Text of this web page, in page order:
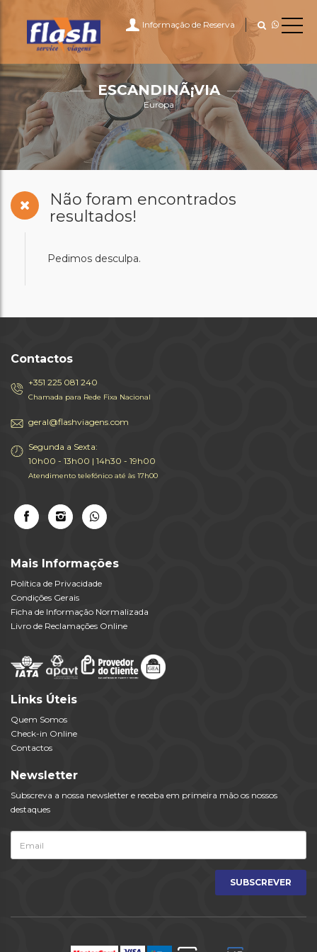
Informação de Reserva
ESCANDINÃ¡VIA
Europa
Não foram encontrados
resultados!
Pedimos desculpa.
Contactos
+351 225 081 240
Chamada para Rede Fixa Nacional
geral@flashviagens.com
Segunda a Sexta:
10h00 - 13h00 | 14h30 - 19h00
Atendimento telefónico até às 17h00
Mais Informações
Política de Privacidade
Condições Gerais
Ficha de Informação Normalizada
Livro de Reclamações Online
Links Úteis
Quem Somos
Check-in Online
Contactos
Newsletter
Subscreva a nossa newsletter e receba em primeira mão os nossos
destaques